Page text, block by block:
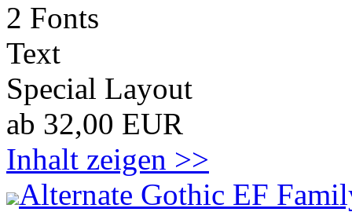
2 Fonts
Text
Special Layout
ab 32,00 EUR
Inhalt zeigen >>
Alternate Gothic EF